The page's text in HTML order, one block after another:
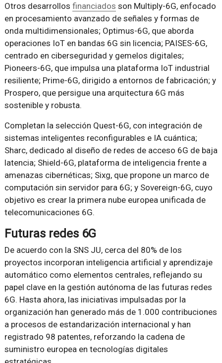
Otros desarrollos financiados son Multiply-6G, enfocado
en procesamiento avanzado de señales y formas de
onda multidimensionales; Optimus-6G, que aborda
operaciones IoT en bandas 6G sin licencia; PAISES-6G,
centrado en ciberseguridad y gemelos digitales;
Pioneers-6G, que impulsa una plataforma IoT industrial
resiliente; Prime-6G, dirigido a entornos de fabricación; y
Prospero, que persigue una arquitectura 6G más
sostenible y robusta.
Completan la selección Quest-6G, con integración de
sistemas inteligentes reconfigurables e IA cuántica;
Sharc, dedicado al diseño de redes de acceso 6G de baja
latencia; Shield-6G, plataforma de inteligencia frente a
amenazas cibernéticas; Sixg, que propone un marco de
computación sin servidor para 6G; y Sovereign-6G, cuyo
objetivo es crear la primera nube europea unificada de
telecomunicaciones 6G.
Futuras redes 6G
De acuerdo con la SNS JU, cerca del 80% de los
proyectos incorporan inteligencia artificial y aprendizaje
automático como elementos centrales, reflejando su
papel clave en la gestión autónoma de las futuras redes
6G. Hasta ahora, las iniciativas impulsadas por la
organización han generado más de 1.000 contribuciones
a procesos de estandarización internacional y han
registrado 98 patentes, reforzando la cadena de
suministro europea en tecnologías digitales